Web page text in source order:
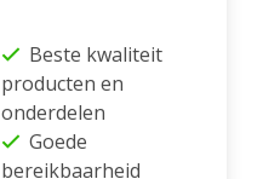
Beste kwaliteit
producten en
onderdelen
Goede
bereikbaarheid